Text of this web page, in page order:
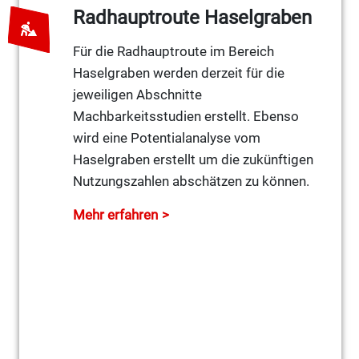
Radhauptroute Haselgraben
Für die Radhauptroute im Bereich
Haselgraben werden derzeit für die
jeweiligen Abschnitte
Machbarkeitsstudien erstellt. Ebenso
wird eine Potentialanalyse vom
Haselgraben erstellt um die zukünftigen
Nutzungszahlen abschätzen zu können.
Mehr erfahren